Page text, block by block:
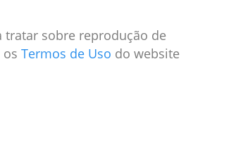
tratar sobre reprodução de
Termos de Uso do website